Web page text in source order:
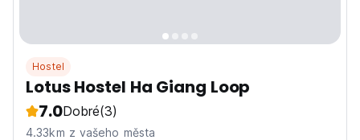
Hostel
Lotus Hostel Ha Giang Loop
7.0Dobré(3)
4.33km z vašeho města